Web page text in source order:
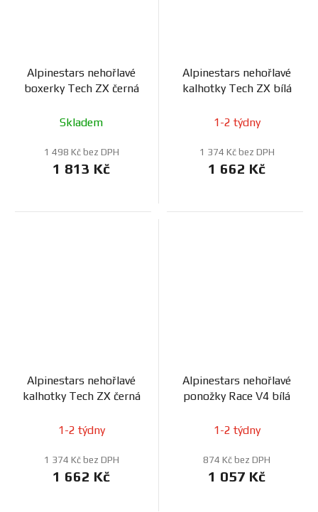
Alpinestars nehořlavé
boxerky Tech ZX černá
Skladem
1 498 Kč bez DPH
1 813 Kč
Alpinestars nehořlavé
kalhotky Tech ZX bílá
1-2 týdny
1 374 Kč bez DPH
1 662 Kč
Alpinestars nehořlavé
kalhotky Tech ZX černá
1-2 týdny
1 374 Kč bez DPH
1 662 Kč
Alpinestars nehořlavé
ponožky Race V4 bílá
1-2 týdny
874 Kč bez DPH
1 057 Kč